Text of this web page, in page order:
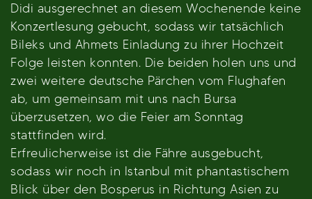
Didi ausgerechnet an diesem Wochenende keine
Konzertlesung gebucht, sodass wir tatsächlich
Bileks und Ahmets Einladung zu ihrer Hochzeit
Folge leisten konnten. Die beiden holen uns und
zwei weitere deutsche Pärchen vom Flughafen
ab, um gemeinsam mit uns nach Bursa
überzusetzen, wo die Feier am Sonntag
stattfinden wird.
Erfreulicherweise ist die Fähre ausgebucht,
sodass wir noch in Istanbul mit phantastischem
Blick über den Bosperus in Richtung Asien zu